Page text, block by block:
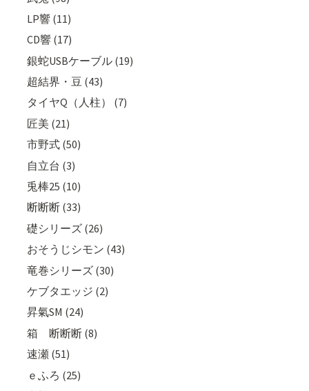
LP響 (11)
CD響 (17)
銀蛇USBケーブル (19)
超結界・豆 (43)
タイヤQ（人柱） (7)
匠美 (21)
市野式 (50)
自立台 (3)
兎棒25 (10)
断断断 (33)
礎シリーズ (26)
おそうじシモン (43)
竜巻シリーズ (30)
ケブタエッジ (2)
昇氣SM (24)
箱 断断断 (8)
速瀬 (51)
ｅふろ (25)